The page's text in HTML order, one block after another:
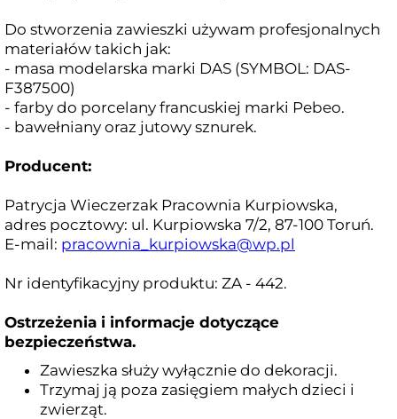
Do stworzenia zawieszki używam profesjonalnych
materiałów takich jak:
- masa modelarska marki DAS (SYMBOL: DAS-
F387500)
- farby do porcelany francuskiej marki Pebeo.
- bawełniany oraz jutowy sznurek.
Producent:
Patrycja Wieczerzak Pracownia Kurpiowska,
adres pocztowy: ul. Kurpiowska 7/2, 87-100 Toruń.
E-mail: pracownia_kurpiowska@wp.pl
Nr identyfikacyjny produktu: ZA - 442.
Ostrzeżenia i informacje dotyczące
bezpieczeństwa.
Zawieszka służy wyłącznie do dekoracji.
Trzymaj ją poza zasięgiem małych dzieci i
zwierząt.